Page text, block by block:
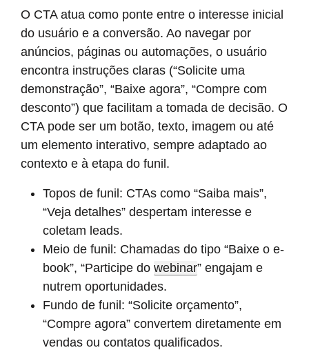
O CTA atua como ponte entre o interesse inicial
do usuário e a conversão. Ao navegar por
anúncios, páginas ou automações, o usuário
encontra instruções claras (“Solicite uma
demonstração”, “Baixe agora”, “Compre com
desconto”) que facilitam a tomada de decisão. O
CTA pode ser um botão, texto, imagem ou até
um elemento interativo, sempre adaptado ao
contexto e à etapa do funil.
Topos de funil: CTAs como “Saiba mais”,
“Veja detalhes” despertam interesse e
coletam leads.
Meio de funil: Chamadas do tipo “Baixe o e-
book”, “Participe do webinar” engajam e
nutrem oportunidades.
Fundo de funil: “Solicite orçamento”,
“Compre agora” convertem diretamente em
vendas ou contatos qualificados.